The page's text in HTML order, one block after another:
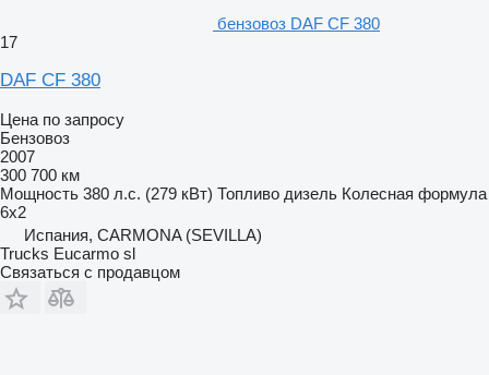
бензовоз DAF CF 380
17
DAF CF 380
Цена по запросу
Бензовоз
2007
300 700 км
Мощность 380 л.с. (279 кВт) Топливо дизель Колесная формула
6x2
Испания, CARMONA (SEVILLA)
Trucks Eucarmo sl
Связаться с продавцом